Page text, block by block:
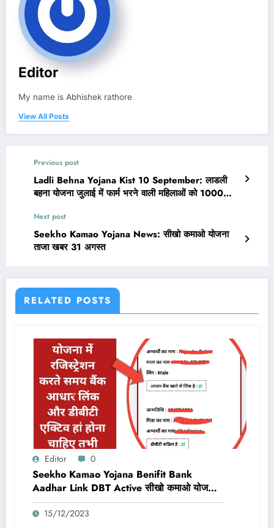
Editor
My name is Abhishek rathore
View All Posts
Previous post
Ladli Behna Yojana Kist 10 September: लाडली
बहना योजना जुलाई में फार्म भरने वाली महिलाओं को 1000
Next post
Seekho Kamao Yojana News: सीखो कमाओ योजना
ताजा खबर 31 अगस्त
RELATED POSTS
Editor 0
Seekho Kamao Yojana Benifit Bank
Aadhar Link DBT Active सीखो कमाओ योजना
का लाभ तभी मिलेगा 10,000 Rs जब बैंक डीबीटी
एक्टिव और आधार लिंक होगा
15/12/2023